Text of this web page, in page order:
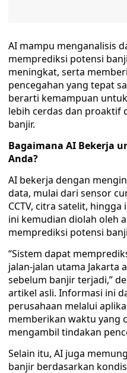
AI mampu menganalisis
memprediksi potensi
meningkat, serta
pencegahan yang tepat
berarti kemampuan
lebih cerdas dan proaktif
banjir.
Bagaimana AI Bekerja
Anda?
AI bekerja dengan
data, mulai dari sensor
CCTV, citra satelit,
ini kemudian diolah oleh
memprediksi potensi
“Sistem dapat
jalan-jalan utama Jakarta
sebelum banjir terjadi,”
artikel asli. Informasi ini
perusahaan melalui
memberikan waktu yang
mengambil tindakan
Selain itu, AI juga
banjir berdasarkan